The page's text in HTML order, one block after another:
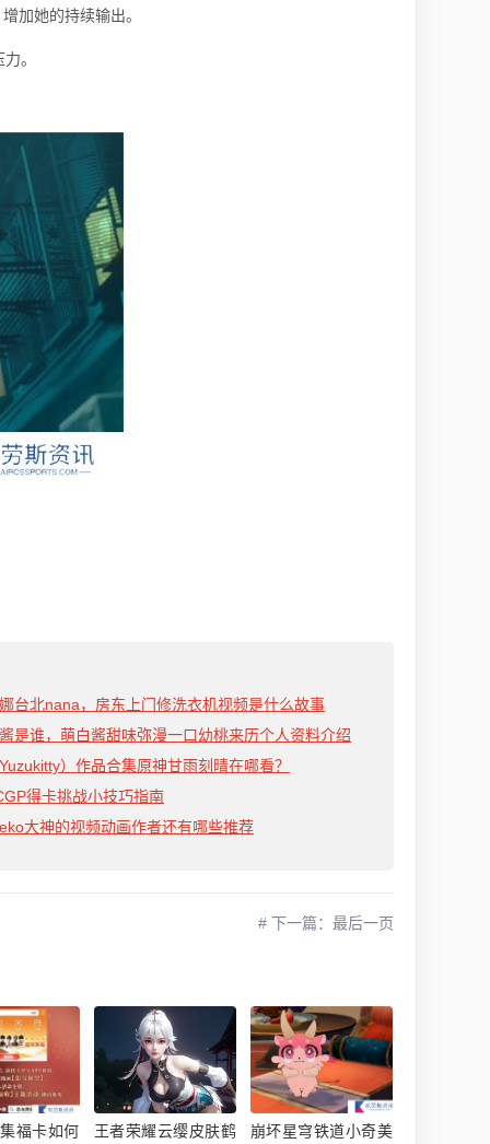
加她的持续输出。
。
台北nana，房东上门修洗衣机视频是什么故事
是谁，萌白酱甜味弥漫一口幼桃来历个人资料介绍
）作品合集原神甘雨刻晴在哪看？
得卡挑战小技巧指南
大神的视频动画作者还有哪些推荐
# 下一篇：最后一页
福卡如何
王者荣耀云缨皮肤鹤
崩坏星穹铁道小奇美